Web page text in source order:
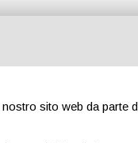
sito web da parte